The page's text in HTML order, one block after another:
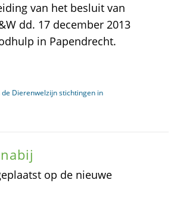
van het besluit van
dd. 17 december 2013
in Papendrecht.
de Dierenwelzijn stichtingen in
op de nieuwe